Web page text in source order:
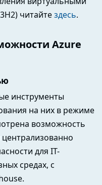
читайтездесь.
Azure
инструменты
на них в режиме
возможность
для IT-
средах, с